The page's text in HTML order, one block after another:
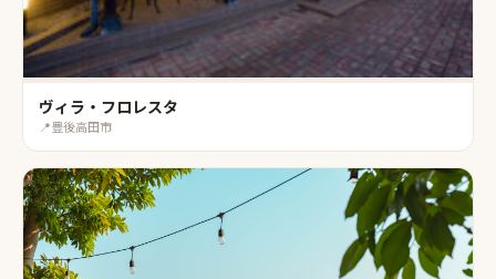
ヴィラ・フロレスタ
📍豊後高田市